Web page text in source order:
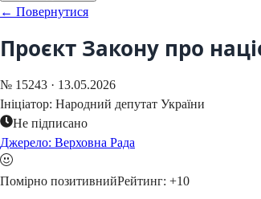
← Повернутися
Проєкт Закону про
№ 15243 · 13.05.2026
Ініціатор: Народний депутат України
Не підписано
Джерело: Верховна Рада
Помірно позитивнийРейтинг: +10